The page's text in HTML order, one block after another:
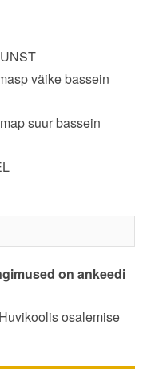
väike bassein
suur bassein
on ankeedi
osalemise